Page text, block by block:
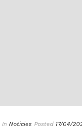
In Noticies Posted 17/04/